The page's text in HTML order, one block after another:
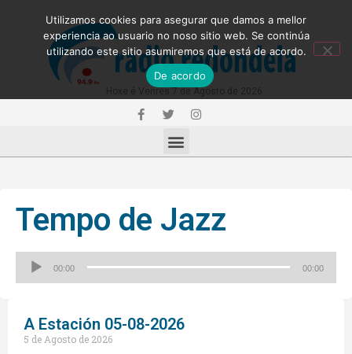
Tempo de Jazz
00:00 00:00
A Estación 05-08-2026
5 de Agosto de 2026
Utilizamos cookies para asegurar que damos a mellor
experiencia ao usuario no noso sitio web. Se continúa
utilizando este sitio asumiremos que está de acordo.
De acordo